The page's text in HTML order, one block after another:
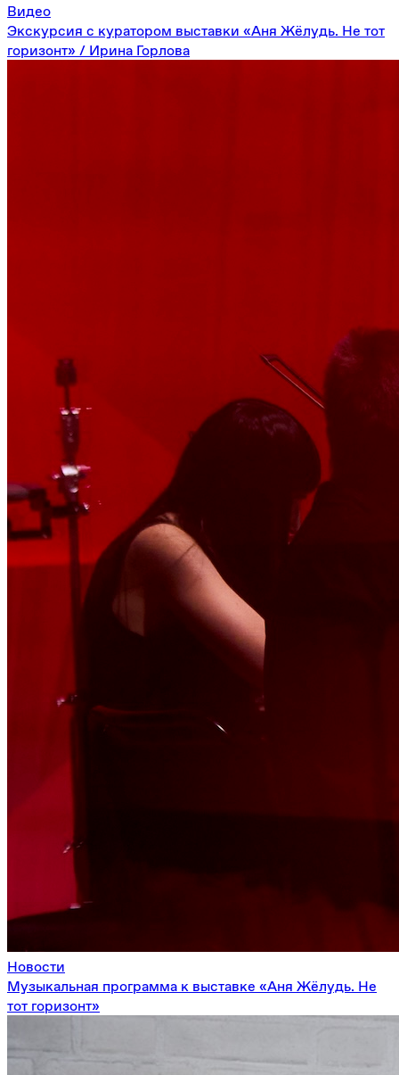
Видео
Экскурсия с куратором выставки «Аня Жёлудь. Не тот
горизонт» / Ирина Горлова
Новости
Музыкальная программа к выставке «Аня Жёлудь. Не
тот горизонт»